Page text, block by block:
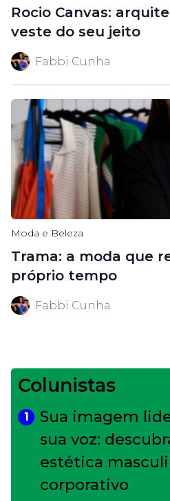
Rocio Canvas:
veste do seu jeito
Fabbi Cunha
Moda e Beleza
Trama: a moda que
próprio tempo
Fabbi Cunha
Colunistas
1
Sua imagem
sua voz:
estética
corporativo